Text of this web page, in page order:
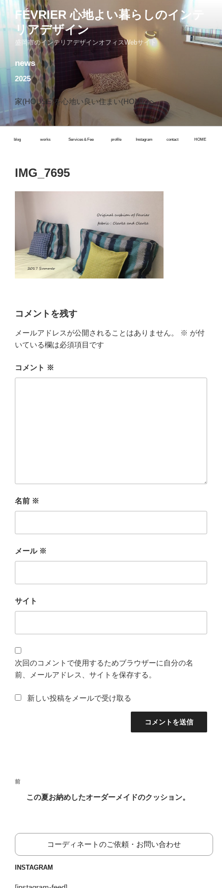
コ
ン
テ
プ
FÉVRIER 心地よい暮らしのインテ
リアデザイン
盛岡市のインテリアデザインオフィスWebサイト
news
2025
家(HOUSE)を心地い良い住まい(HOME)へ
blog works Services＆Fee profile Instagram contact HOME
IMG_7695
コメントを残す
メールアドレスが公開されることはありません。 ※ が付
いている欄は必須項目です
コメント ※
名前 ※
メール ※
サイト
次回のコメントで使用するためブラウザーに自分の名
前、メールアドレス、サイトを保存する。
新しい投稿をメールで受け取る
投
ゲ
シ
ョ
前
前
この夏お納めしたオーダーメイドのクッション。
コーディネートのご依頼・お問い合わせ
INSTAGRAM